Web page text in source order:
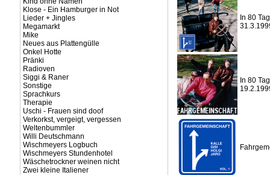
Klose - Ein Hamburger in Not
Lieder + Jingles
Megamarkt
Mike
Neues aus Plattengülle
Onkel Hotte
Pränki
Radioven
Siggi & Raner
Sonstige
Sprachkurs
Therapie
Uschi - Frauen sind doof
Verkorkst, vergeigt, vergessen
Weltenbummler
Willi Deutschmann
Wischmeyers Logbuch
Wischmeyers Stundenhotel
Wäschetrockner weinen nicht
Zwei kleine Italiener
In 80
In 80